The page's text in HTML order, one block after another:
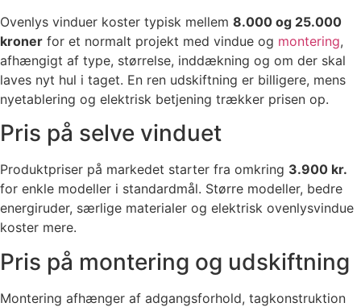
Ovenlys vinduer koster typisk mellem 8.000 og 25.000
kroner for et normalt projekt med vindue og montering,
afhængigt af type, størrelse, inddækning og om der skal
laves nyt hul i taget. En ren udskiftning er billigere, mens
nyetablering og elektrisk betjening trækker prisen op.
Pris på selve vinduet
Produktpriser på markedet starter fra omkring 3.900 kr.
for enkle modeller i standardmål. Større modeller, bedre
energiruder, særlige materialer og elektrisk ovenlysvindue
koster mere.
Pris på montering og udskiftning
Montering afhænger af adgangsforhold, tagkonstruktion